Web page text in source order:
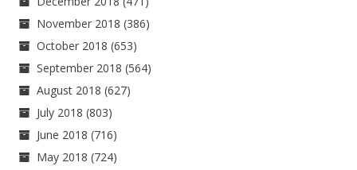
November 2018 (386)
October 2018 (653)
September 2018 (564)
August 2018 (627)
July 2018 (803)
June 2018 (716)
May 2018 (724)